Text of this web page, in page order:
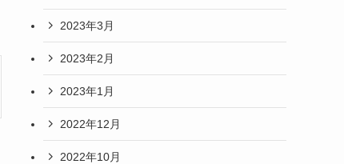
2023年3月
2023年2月
2023年1月
2022年12月
2022年10月